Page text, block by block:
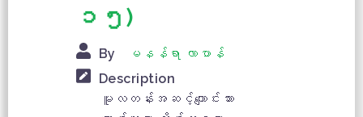
၁၅)
By
မနန်ရာ လာပာန်
Description
မူလတန်းအဆင့်ကျောင်းသား